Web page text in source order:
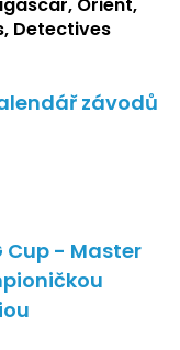
Detectives
závodů
Cup - Master